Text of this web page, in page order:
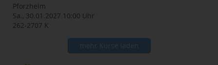
Pforzheim
Sa., 30.01.2027 10:00 Uhr
262-2707 K
mehr Kurse laden